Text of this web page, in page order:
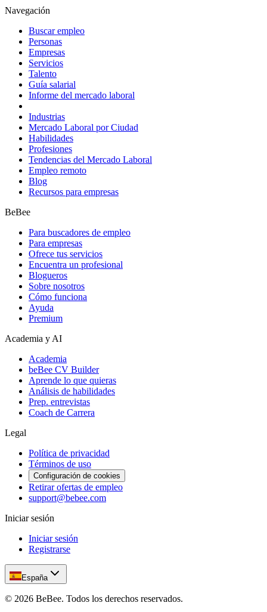
Navegación
Buscar empleo
Personas
Empresas
Servicios
Talento
Guía salarial
Informe del mercado laboral
Industrias
Mercado Laboral por Ciudad
Habilidades
Profesiones
Tendencias del Mercado Laboral
Empleo remoto
Blog
Recursos para empresas
BeBee
Para buscadores de empleo
Para empresas
Ofrece tus servicios
Encuentra un profesional
Blogueros
Sobre nosotros
Cómo funciona
Ayuda
Premium
Academia y AI
Academia
beBee CV Builder
Aprende lo que quieras
Análisis de habilidades
Prep. entrevistas
Coach de Carrera
Legal
Política de privacidad
Términos de uso
Configuración de cookies
Retirar ofertas de empleo
support@bebee.com
Iniciar sesión
Iniciar sesión
Registrarse
España
© 2026 BeBee. Todos los derechos reservados.